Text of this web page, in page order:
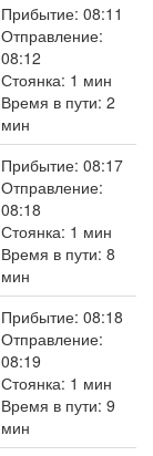
Прибытие: 08:11
Отправление:
08:12
Стоянка: 1 мин
Время в пути: 2
мин
Прибытие: 08:17
Отправление:
08:18
Стоянка: 1 мин
Время в пути: 8
мин
Прибытие: 08:18
Отправление:
08:19
Стоянка: 1 мин
Время в пути: 9
мин